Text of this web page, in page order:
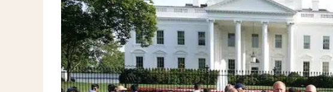
l'image
agrandie